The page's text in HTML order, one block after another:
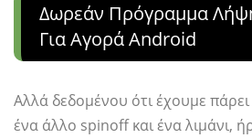
Δωρεάν Πρόγραμμα
Για Αγορά Android
Αλλά δεδομένου ότι έχουμε
ένα άλλο spinoff και ένα λιμάνι,